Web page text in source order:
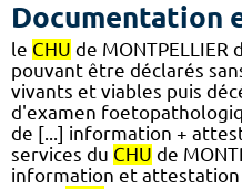
Documentation
le CHU de
pouvant être déclarés
vivants et viables puis
d'examen
de [...] information +
services du CHU de
information et